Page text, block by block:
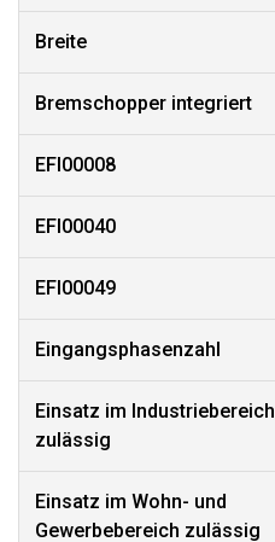
Breite
Bremschopper integriert
EFI00008
EFI00040
EFI00049
Eingangsphasenzahl
Einsatz im Industriebereich
zulässig
Einsatz im Wohn- und
Gewerbebereich zulässig